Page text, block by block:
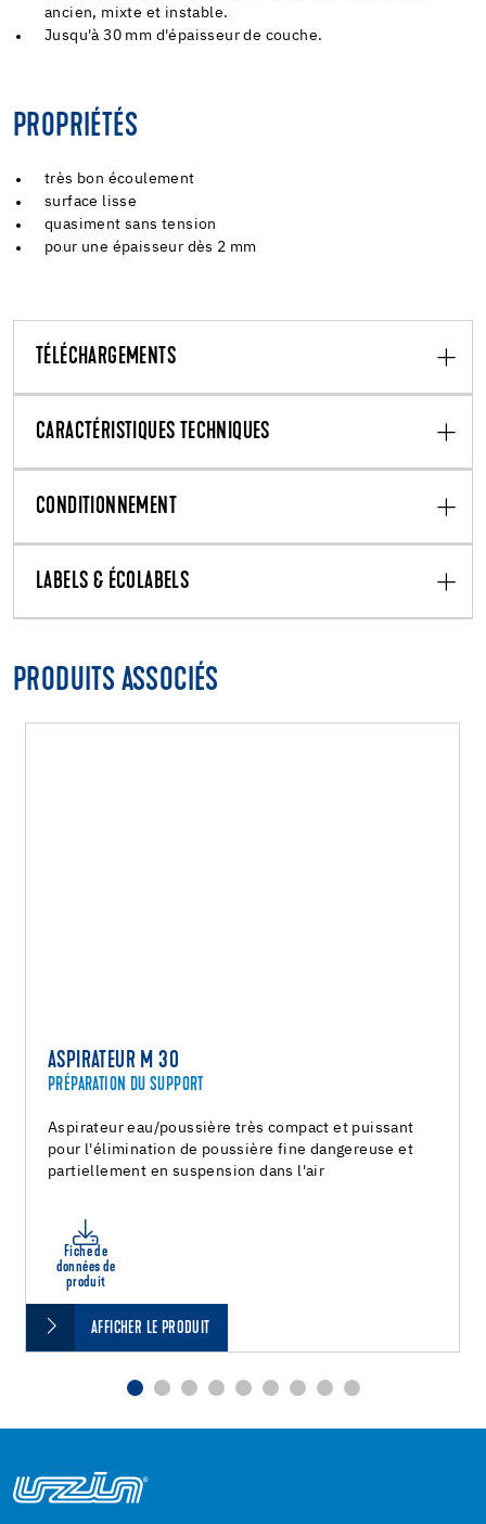
ancien, mixte et instable.
Jusqu'à 30 mm d'épaisseur de couche.
PROPRIÉTÉS
très bon écoulement
surface lisse
quasiment sans tension
pour une épaisseur dès 2 mm
TÉLÉCHARGEMENTS
CARACTÉRISTIQUES TECHNIQUES
CONDITIONNEMENT
LABELS & ÉCOLABELS
PRODUITS ASSOCIÉS
ASPIRATEUR M 30
PRÉPARATION DU SUPPORT
Aspirateur eau/poussière très compact et puissant
pour l'élimination de poussière fine dangereuse et
partiellement en suspension dans l'air
Fiche de
données de
produit
AFFICHER LE PRODUIT